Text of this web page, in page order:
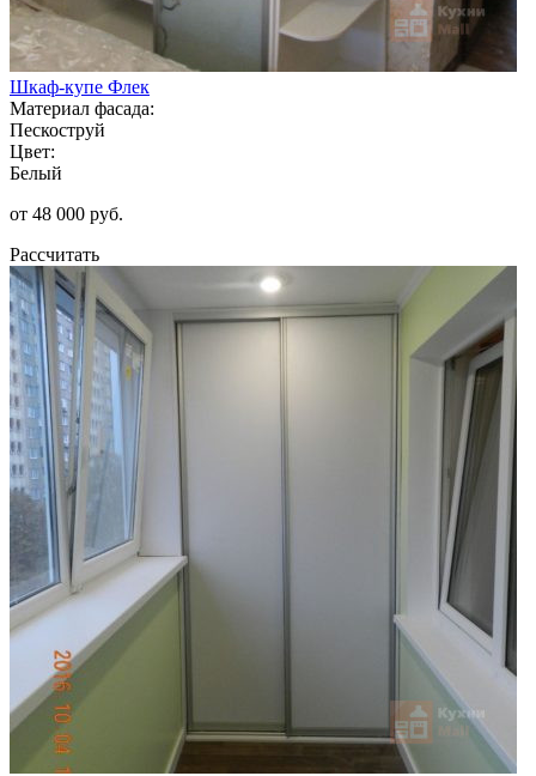
Шкаф-купе Флек
Материал фасада:
Пескоструй
Цвет:
Белый
от 48 000 руб.
Рассчитать